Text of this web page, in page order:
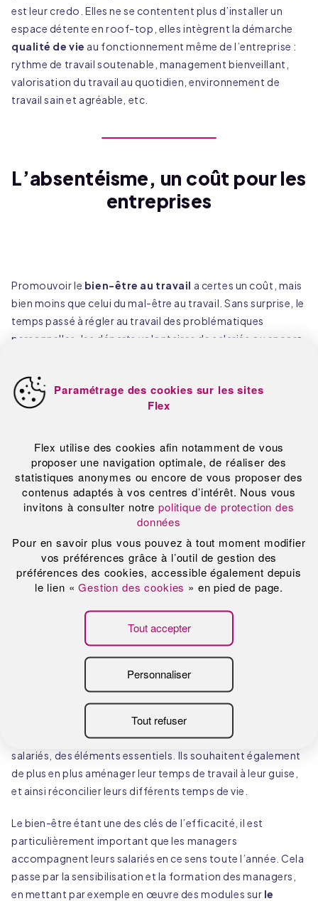
est leur credo. Elles ne se contentent plus d’installer un
espace détente en roof-top, elles intègrent la démarche
qualité de vie au fonctionnement même de l’entreprise :
rythme de travail soutenable, management bienveillant,
valorisation du travail au quotidien, environnement de
travail sain et agréable, etc.
L’absentéisme, un coût pour les
entreprises
Promouvoir le bien-être au travail a certes un coût, mais
bien moins que celui du mal-être au travail. Sans surprise, le
temps passé à régler au travail des problématiques
personnelles, les départs volontaires de salariés ou encore
l’entreprise. Pour rappel, selon le 12e baromètre du groupe
de conseil Ayming publié en septembre 2020, le taux
d'absentéisme atteignait 5,1 % en 2019, avec 18,7 jours
organisations de travail sont aussi, bien plus d’ailleurs que
les coûts salariaux ou les charges sociales, une des causes
de la dégradation de la compétitivité des entreprises.
Des services pour faciliter le
quotidien des salariés
revêt divers aspects et sa mise en œuvre,
différents axes. Qu’ils travaillent dans un bureau, un atelier
ou à l’extérieur, les lieux de travail, sont, aux yeux des
salariés, des éléments essentiels. Ils souhaitent également
de plus en plus aménager leur temps de travail à leur guise,
et ainsi réconcilier leurs différents temps de vie.
Le bien-être étant une des clés de l’efficacité, il est
particulièrement important que les managers
accompagnent leurs salariés en ce sens toute l’année. Cela
passe par la sensibilisation et la formation des managers,
en mettant par exemple en œuvre des modules sur le
Paramétrage des cookies sur les sites
Flex
Flex utilise des cookies afin notamment de vous
proposer une navigation optimale, de réaliser des
statistiques anonymes ou encore de vous proposer des
contenus adaptés à vos centres d’intérêt. Nous vous
données
préférences des cookies, accessible également depuis
Tout accepter
Personnaliser